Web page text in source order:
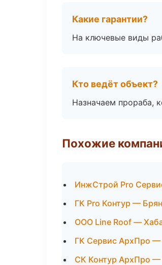
Какие гарантии?
На ключевые виды
Кто ведёт объект?
Назначаем прораба,
Похожие
ИнжСтрой Pro
ГК Pro Контур —
ООО Line Roof —
ГК Сервис АрхПро —
СК Контур АрхПро